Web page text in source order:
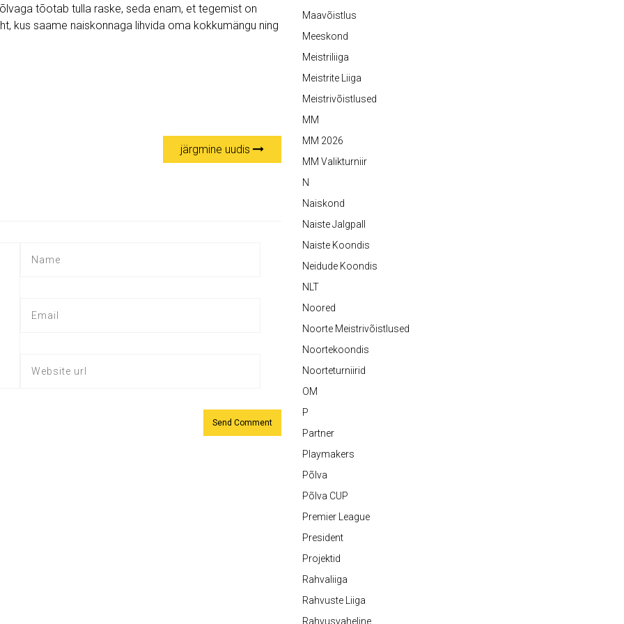
tõotab tulla raske, seda enam, et tegemist on
kus saame naiskonnaga lihvida oma kokkumängu ning
järgmine uudis
Maavõistlus
Meeskond
Meistriliiga
Meistrite Liiga
Meistrivõistlused
MM
MM 2026
MM Valikturniir
N
Naiskond
Naiste Jalgpall
Naiste Koondis
Neidude Koondis
NLT
Noored
Noorte Meistrivõistlused
Noortekoondis
Noorteturniirid
OM
P
Partner
Playmakers
Põlva
Põlva CUP
Premier League
President
Projektid
Rahvaliiga
Rahvuste Liiga
Rahvusvaheline